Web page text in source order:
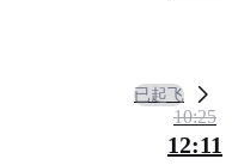
已起飞
10:25
12:11